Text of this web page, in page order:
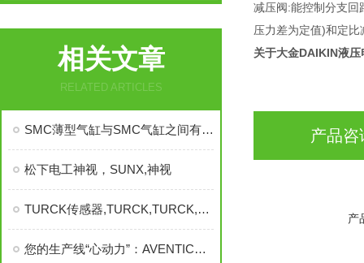
相关文章
RELATED ARTICLES
SMC薄型气缸与SMC气缸之间有什么区别
松下电工神视，SUNX,神视
TURCK传感器,TURCK,TURCK,TURCK,TURCK,德TURCK
您的生产线“心动力”：AVENTICS气动电磁阀如何赋能现代智造？
减压阀:能控制分支回
压力差为定值)和定
关于大金DAIKIN液
产品咨
产